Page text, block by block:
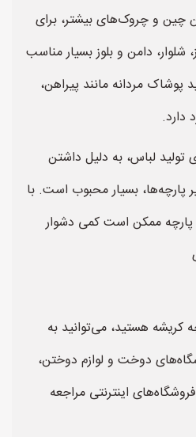
چین و چروک‌های بیشتر، برای
شلوار، دامن و بلوز بسیار مناسب
پوشاک مردانه مانند پیراهن،
دارد.
تولید لباس، به دلیل داشتن
پارچه‌ها، بسیار محبوب است. با
پارچه ممکن است کمی دشوار
کریشه هستید، می‌توانید به
دوخت و لوازم دوختن،
اینترنتی مراجعه